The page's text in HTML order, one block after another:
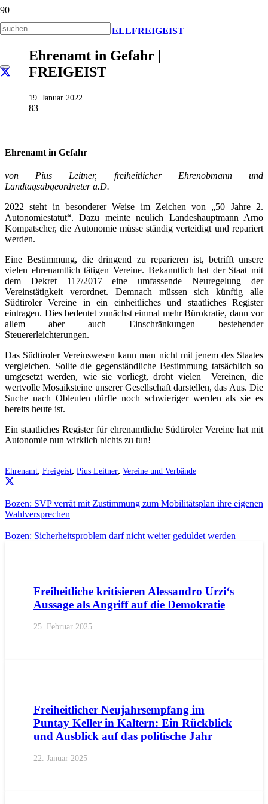
AKTUELLFREIGEIST
Ehrenamt in Gefahr |
FREIGEIST
19. Januar 2022
83
Ehrenamt in Gefahr
vonPius Leitner, freiheitlicher Ehrenobmann und
Landtagsabgeordneter a.D.
2022 steht in besonderer Weise im Zeichen von „50 Jahre 2.
Autonomiestatut“. Dazu meinte neulich Landeshauptmann Arno
Kompatscher, die Autonomie müsse ständig verteidigt und repariert
werden.
Eine Bestimmung, die dringend zu reparieren ist, betrifft unsere
vielen ehrenamtlich tätigen Vereine. Bekanntlich hat der Staat mit
dem Dekret 117/2017 eine umfassende Neuregelung der
Vereinstätigkeit verordnet. Demnach müssen sich künftig alle
Südtiroler Vereine in ein einheitliches und staatliches Register
eintragen. Dies bedeutet zunächst einmal mehr Bürokratie, dann vor
allem aber auch Einschränkungen bestehender
Steuererleichterungen.
Das Südtiroler Vereinswesen kann man nicht mit jenem des Staates
vergleichen. Sollte die gegenständliche Bestimmung tatsächlich so
umgesetzt werden, wie sie vorliegt, droht vielen Vereinen, die
wertvolle Mosaiksteine unserer Gesellschaft darstellen, das Aus. Die
Suche nach Obleuten dürfte noch schwieriger werden als sie es
bereits heute ist.
Ein staatliches Register für ehrenamtliche Südtiroler Vereine hat mit
Autonomie nun wirklich nichts zu tun!
Ehrenamt, Freigeist, Pius Leitner, Vereine und Verbände
Bozen: SVP verrät mit Zustimmung zum Mobilitätsplan ihre eigenen
Wahlversprechen
Bozen: Sicherheitsproblem darf nicht weiter geduldet werden
Freiheitliche kritisieren Alessandro Urzi‘s
Aussage als Angriff auf die Demokratie
25. Februar 2025
Freiheitlicher Neujahrsempfang im
Puntay Keller in Kaltern: Ein Rückblick
und Ausblick auf das politische Jahr
22. Januar 2025